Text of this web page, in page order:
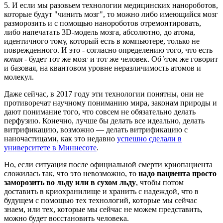
5. И если мы разовьем технологии медицинских нанороботов,
которые будут "чинить мозг", то можно либо имеющийся мозг
разморозить и с помощью нанороботов отремонтировать,
либо напечатать 3D-модель мозга, абсолютно, до атома,
идентичного тому, который есть в компьютере, только не
поврежденного. И это - согласно определению того, что есть
копия - будет тот же мозг и тот же человек. Об \том же говорит
и базовая, на квантовом уровне неразличимость атомов и
молекул.
Даже сейчас, в 2017 году эти технологии понятны, они не
противоречат научному пониманию мира, законам природы и
дают понимание того, что совсем не обязательно делать
перфузию. Конечно, лучше бы делать все идеально, делать
витрификацию, возможно — делать витрификацию с
наночастицами, как это недавно успешно сделали в
университете в Миннесоте.
Но, если ситуация после официальной смерти криопациента
сложилась так, что это невозможно, то надо пациента просто
заморозить во льду или в сухом льду, чтобы потом
доставить в криохранилище и хранить с надеждой, что в
будущем с помощью тех технологий, которые мы сейчас
знаем, или тех, которые мы сейчас не можем представить,
можно будет восстановить человека.